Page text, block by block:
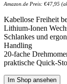
Amazon.de Preis: €47,95
Kabellose Freiheit
Lithium-Ionen
Schlankes und
Handling
20-fache
praktische Quick-
Im Shop ansehen